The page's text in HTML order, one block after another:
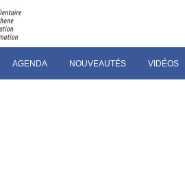
AGENDA NOUVEAUTÉS VIDÉOS